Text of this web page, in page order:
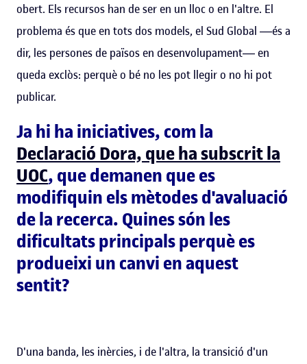
obert. Els recursos han de ser en un lloc o en l'altre. El
problema és que en tots dos models, el Sud Global ―és a
dir, les persones de països en desenvolupament― en
queda exclòs: perquè o bé no les pot llegir o no hi pot
publicar.
Ja hi ha iniciatives, com la
Declaració Dora, que ha subscrit la
UOC, que demanen que es
modifiquin els mètodes d'avaluació
de la recerca. Quines són les
dificultats principals perquè es
produeixi un canvi en aquest
sentit?
D'una banda, les inèrcies, i de l'altra, la transició d'un